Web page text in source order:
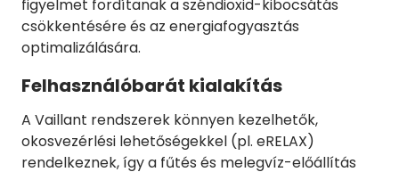
figyelmet fordítanak a széndioxid-kibocsátás
csökkentésére és az energiafogyasztás
optimalizálására.
Felhasználóbarát kialakítás
A Vaillant rendszerek könnyen kezelhetők,
okosvezérlési lehetőségekkel (pl. eRELAX)
rendelkeznek, így a fűtés és melegvíz-előállítás